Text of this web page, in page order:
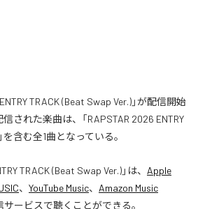
TRACK (Beat Swap Ver.)」が配信開始
された楽曲は、「RAPSTAR 2026 ENTRY
を含む全1曲となっている。
TRACK (Beat Swap Ver.)」は、 Apple
、 YouTube Music、 Amazon Music
ービスで聴くことができる。